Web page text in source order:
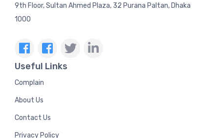
9th Floor, Sultan Ahmed Plaza, 32 Purana Paltan, Dhaka
1000
Useful Links
Complain
About Us
Contact Us
Privacy Policy